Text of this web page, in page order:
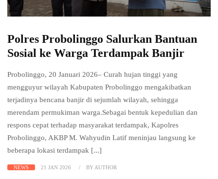
Polres Probolinggo Salurkan Bantuan
Sosial ke Warga Terdampak Banjir
Probolinggo, 20 Januari 2026– Curah hujan tinggi yang
mengguyur wilayah Kabupaten Probolinggo mengakibatkan
terjadinya bencana banjir di sejumlah wilayah, sehingga
merendam permukiman warga.Sebagai bentuk kepedulian dan
respons cepat terhadap masyarakat terdampak, Kapolres
Probolinggo, AKBP M. Wahyudin Latif meninjau langsung ke
beberapa lokasi terdampak [...]
NEWS 21 JAN 2026 BY AUTHOR